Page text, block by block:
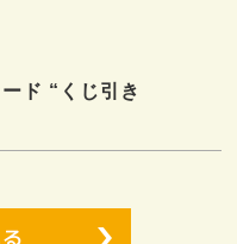
ド “くじ引き